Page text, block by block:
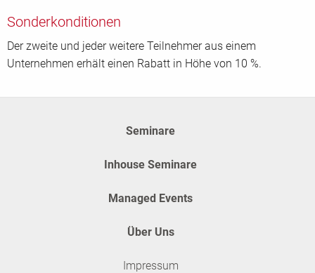
Sonderkonditionen
Der zweite und jeder weitere Teilnehmer aus einem
Unternehmen erhält einen Rabatt in Höhe von 10 %.
Seminare
Inhouse Seminare
Managed Events
Über Uns
Impressum